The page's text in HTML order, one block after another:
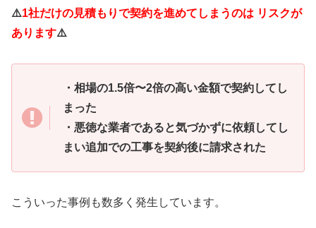
⚠️1社だけの見積もりで契約を進めてしまうのは リスクが
あります⚠️
・相場の1.5倍〜2倍の高い金額で契約してし
まった
・悪徳な業者であると気づかずに依頼してし
まい追加での工事を契約後に請求された
こういった事例も数多く発生しています。